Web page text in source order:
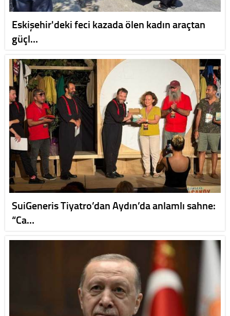
Eskişehir'deki feci kazada ölen kadın araçtan
güçl…
SuiGeneris Tiyatro’dan Aydın’da anlamlı sahne:
“Ca…